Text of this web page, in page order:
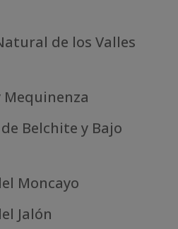
de los Valles
Mequinenza
Belchite y Bajo
Moncayo
Jalón